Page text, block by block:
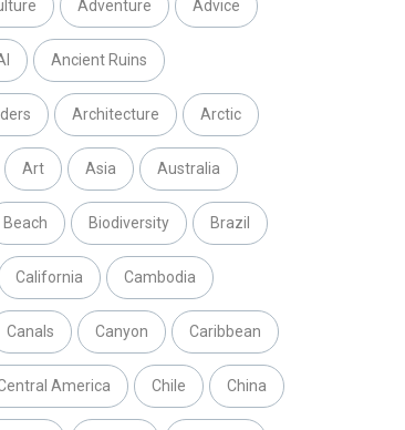
Adventure Advice
Ancient Ruins
Architecture Arctic
Art Asia Australia
Beach Biodiversity Brazil
California Cambodia
Canals Canyon Caribbean
America Chile China